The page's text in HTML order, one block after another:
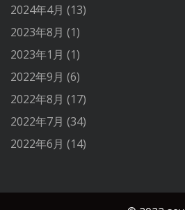
2024年4月 (13)
2023年8月 (1)
2023年1月 (1)
2022年9月 (6)
2022年8月 (17)
2022年7月 (34)
2022年6月 (14)